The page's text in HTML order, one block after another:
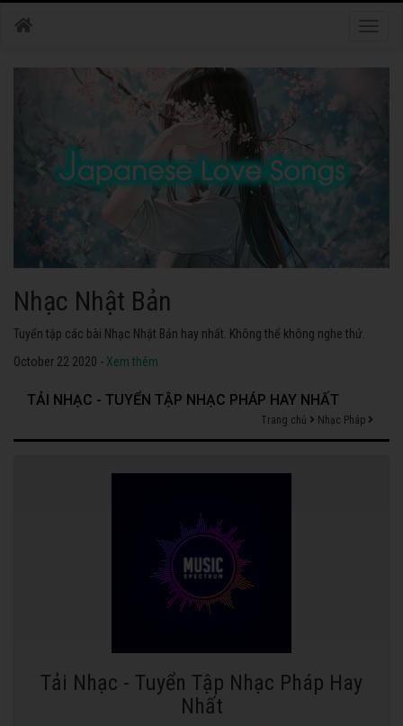
Nhạc Nhật Bản
Tuyển tập các bài Nhạc Nhật Bản hay nhất. Không thể không nghe thử.
October 22 2020 - Xem thêm
TẢI NHẠC - TUYỂN TẬP NHẠC PHÁP HAY NHẤT
Trang chủ Nhạc Pháp
Tải Nhạc - Tuyển Tập Nhạc Pháp Hay
Nhất